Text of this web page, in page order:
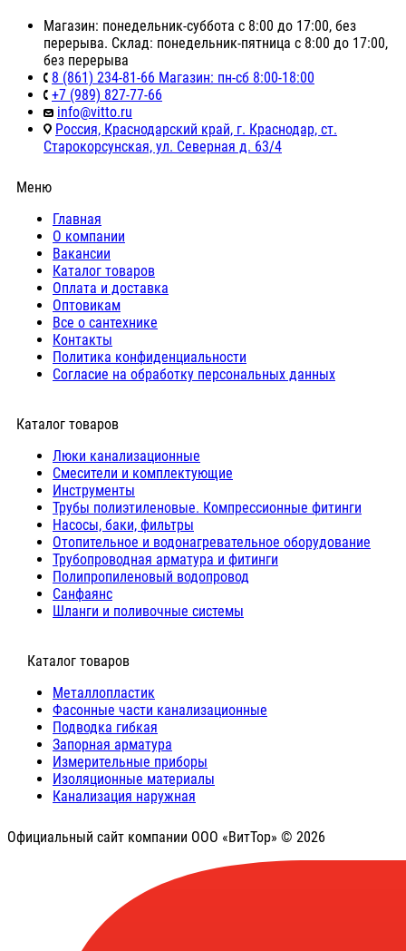
Магазин: понедельник-суббота с 8:00 до 17:00, без
перерыва. Склад: понедельник-пятница с 8:00 до 17:00,
без перерыва
8 (861) 234-81-66 Магазин: пн-сб 8:00-18:00
+7 (989) 827-77-66
info@vitto.ru
Россия, Краснодарский край, г. Краснодар, ст.
Старокорсунская, ул. Северная д. 63/4
Меню
Главная
О компании
Вакансии
Каталог товаров
Оплата и доставка
Оптовикам
Все о сантехнике
Контакты
Политика конфиденциальности
Согласие на обработку персональных данных
Каталог товаров
Люки канализационные
Cмесители и комплектующие
Инструменты
Трубы полиэтиленовые. Компрессионные фитинги
Насосы, баки, фильтры
Отопительное и водонагревательное оборудование
Трубопроводная арматура и фитинги
Полипропиленовый водопровод
Санфаянс
Шланги и поливочные системы
⠀Каталог товаров
Металлопластик
Фасонные части канализационные
Подводка гибкая
Запорная арматура
Измерительные приборы
Изоляционные материалы
Канализация наружная
Официальный сайт компании ООО «ВитТор» © 2026